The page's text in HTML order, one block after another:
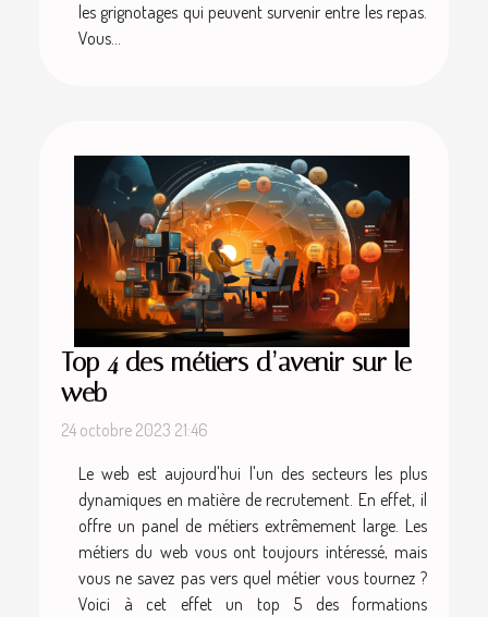
les grignotages qui peuvent survenir entre les repas.
Vous...
Top 4 des métiers d’avenir sur le
web
24 octobre 2023 21:46
Le web est aujourd'hui l'un des secteurs les plus
dynamiques en matière de recrutement. En effet, il
offre un panel de métiers extrêmement large. Les
métiers du web vous ont toujours intéressé, mais
vous ne savez pas vers quel métier vous tournez ?
Voici à cet effet un top 5 des formations